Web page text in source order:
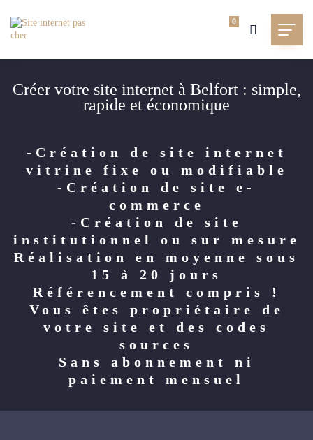
0
Créer votre site internet à Belfort : simple,
rapide et économique
-Création de site internet
vitrine fixe ou modifiable
-Création de site e-
commerce
-Création de site
institutionnel ou sur mesure
Réalisation en moyenne sous
15 à 20 jours
Référencement compris !
Vous êtes propriétaire de
votre site et des codes
sources
Sans abonnement ni
paiement mensuel